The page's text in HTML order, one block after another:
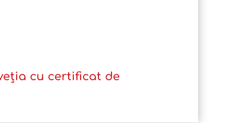
cu certificat de